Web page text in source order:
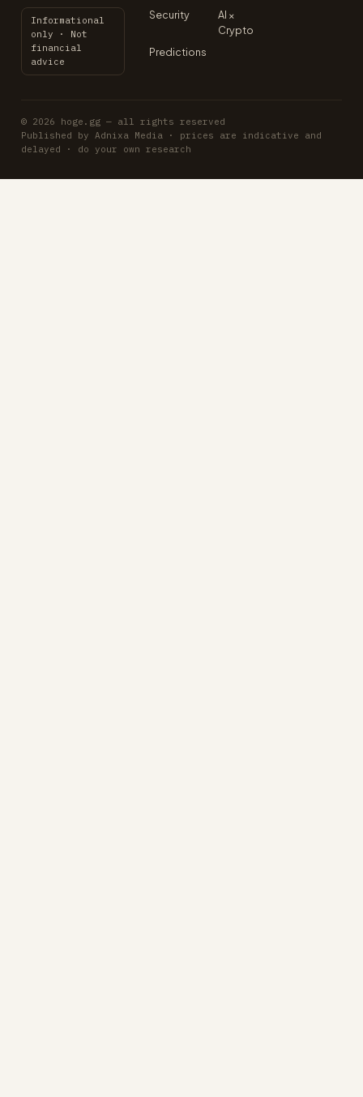
Informational
only · Not
financial
advice
Security
AI ×
Crypto
Predictions
© 2026 hoge.gg — all rights reserved
Published by Adnixa Media · prices are indicative and
delayed · do your own research